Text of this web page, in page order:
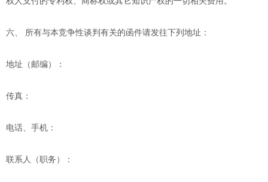
六、 所有与本竞争性谈判有关的函件请发往下列地址：
地址（邮编）：
传真：
电话、手机：
联系人（职务）：